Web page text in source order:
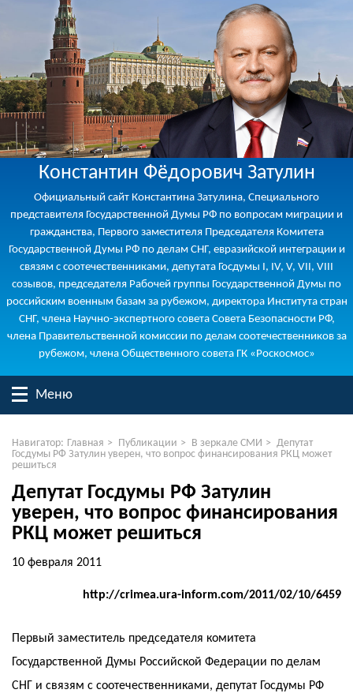
Константин Фёдорович Затулин
Официальный сайт Константина Затулина, Специального
представителя Государственной Думы РФ по вопросам миграции и
гражданства, Первого заместителя Председателя Комитета
Государственной Думы РФ по делам СНГ, евразийской интеграции и
связям с соотечественниками, депутата Госдумы I, IV, V, VII, VIII
созывов, председателя Рабочей группы Государственной Думы по
российским военным базам за рубежом, директора Института стран
СНГ, члена Научно-экспертного совета Совета Безопасности РФ,
члена Правительственной комиссии по делам соотечественников за
рубежом, члена Общественного совета ГК «Роскосмос»
Меню
Навигатор: Главная > Публикации > В зеркале СМИ > Депутат
Госдумы РФ Затулин уверен, что вопрос финансирования РКЦ может
решиться
Депутат Госдумы РФ Затулин
уверен, что вопрос финансирования
РКЦ может решиться
10 февраля 2011
http://crimea.ura-inform.com/2011/02/10/6459
Первый заместитель председателя комитета
Государственной Думы Российской Федерации по делам
СНГ и связям с соотечественниками, депутат Госдумы РФ